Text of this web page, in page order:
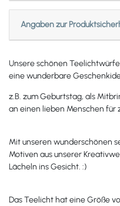
Angaben zur
Unsere schönen
eine wunderbare
z.B. zum Geburtstag, als
an einen lieben Menschen für
Mit unseren wunderschönen
Motiven aus unserer
Lächeln ins Gesicht. :)
Das Teelicht hat eine Größe